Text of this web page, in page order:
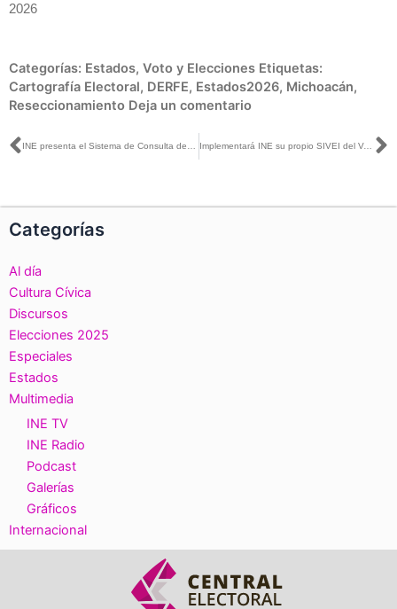
2026
Categorías: Estados, Voto y Elecciones Etiquetas:
Cartografía Electoral, DERFE, Estados2026, Michoacán,
Reseccionamiento Deja un comentario
Ant Implementará INE su propio SIVEI del Voto Anticipado en la elección de Coahuila
Categorías
Al día
Cultura Cívica
Discursos
Elecciones 2025
Especiales
Estados
Multimedia
INE TV
INE Radio
Podcast
Galerías
Gráficos
Internacional